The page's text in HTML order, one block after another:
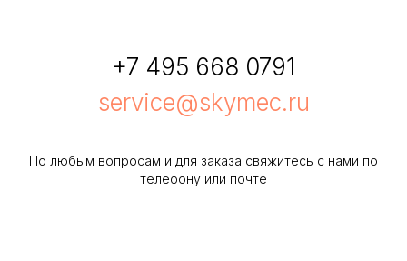
+7 495 668 0791
service@skymec.ru
По любым вопросам и для заказа свяжитесь с нами по
телефону или почте